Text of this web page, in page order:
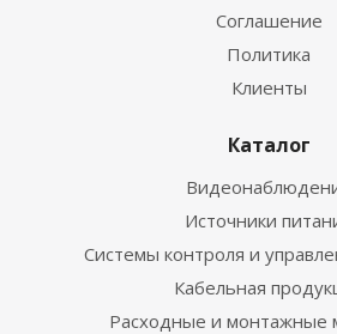
Соглашение
Политика
Клиенты
Каталог
Источники
Системы контроля и
Кабельная
Расходные и монтажные